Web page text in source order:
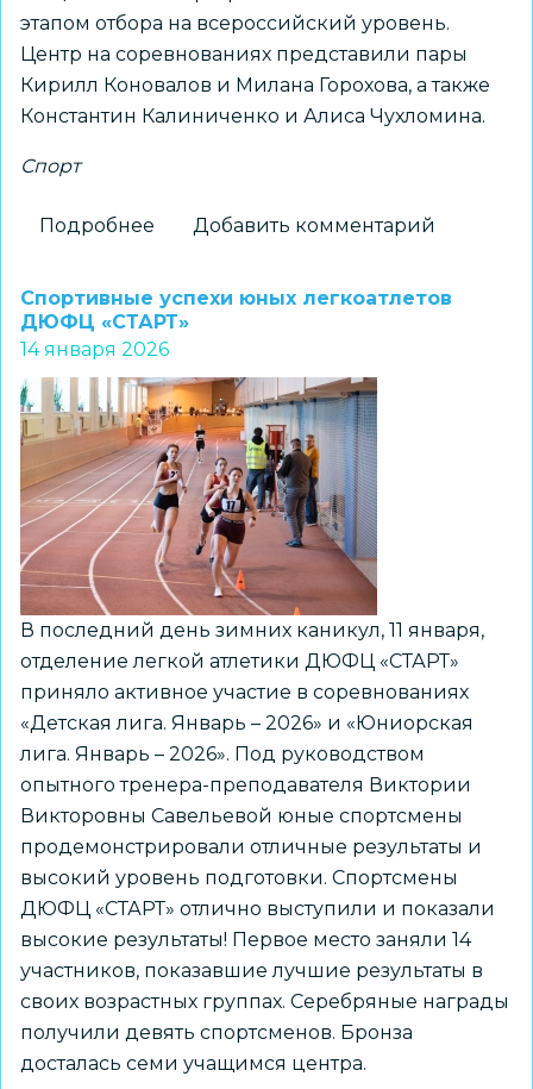
этапом отбора на всероссийский уровень.
Центр на соревнованиях представили пары
Кирилл Коновалов и Милана Горохова, а также
Константин Калиниченко и Алиса Чухломина.
Спорт
Подробнее
ЦВР
«Галактика»
прошли
отбор
Чемпионата
и
Первенства
СФО
по
спортивным
бальным
танцам
Добавить комментарий
Спортивные успехи юных легкоатлетов
ДЮФЦ «СТАРТ»
14 января 2026
В последний день зимних каникул, 11 января,
отделение легкой атлетики ДЮФЦ «СТАРТ»
приняло активное участие в соревнованиях
«Детская лига. Январь – 2026» и «Юниорская
лига. Январь – 2026». Под руководством
опытного тренера-преподавателя Виктории
Викторовны Савельевой юные спортсмены
продемонстрировали отличные результаты и
высокий уровень подготовки. Спортсмены
ДЮФЦ «СТАРТ» отлично выступили и показали
высокие результаты! Первое место заняли 14
участников, показавшие лучшие результаты в
своих возрастных группах. Серебряные награды
получили девять спортсменов. Бронза
досталась семи учащимся центра.